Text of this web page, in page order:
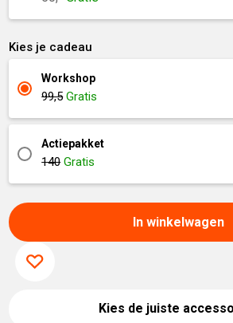
Kies je cadeau
Workshop
99,5Gratis
Actiepakket
140Gratis
In winkelwagen
Kies de juiste